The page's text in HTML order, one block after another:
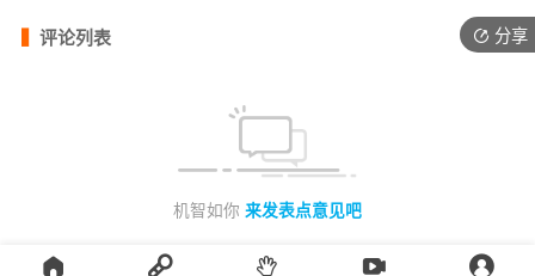
分享
评论列表
机智如你 来发表点意见吧